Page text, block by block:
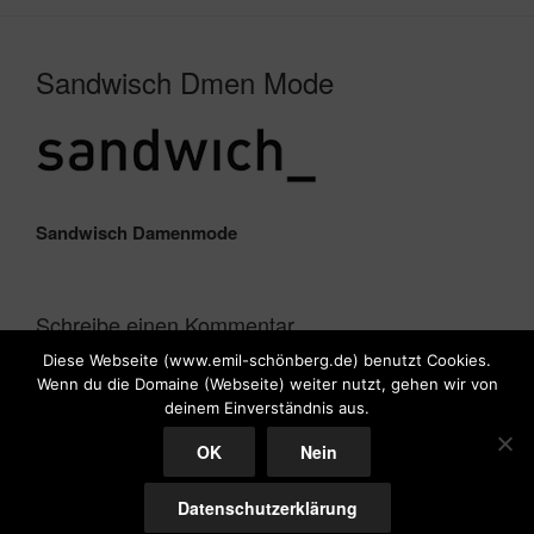
Sandwisch Dmen Mode
Sandwisch Damenmode
Schreibe einen Kommentar
Du musstangemeldetsein, um einen Kommentar
abzugeben.
Datenschutzerklärung Stolz präsentiert von WordPress
Diese Webseite (www.emil-schönberg.de) benutzt Cookies.
Wenn du die Domaine (Webseite) weiter nutzt, gehen wir von
deinem Einverständnis aus.
OK Nein
Datenschutzerklärung